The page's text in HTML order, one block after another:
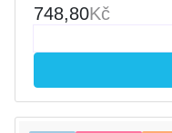
748,80Kč